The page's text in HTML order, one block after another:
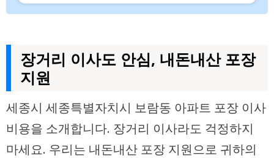
장거리 이사도 안심, 내돈내산 포장
지원
세종시 세종특별자치시 보람동 아파트 포장 이사
비용을 소개합니다. 장거리 이사라도 걱정하지
마세요. 우리는 내돈내산 포장 지원으로 귀하의